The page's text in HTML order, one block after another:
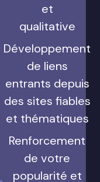
et
qualitative
Développement
de liens
entrants depuis
des sites fiables
et thématiques
Renforcement
de votre
popularité et